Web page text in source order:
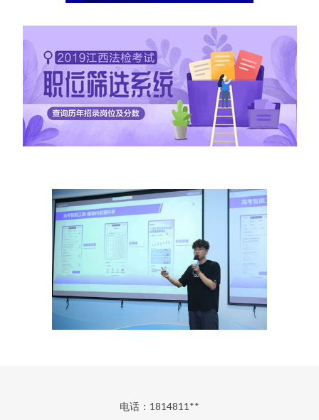
电话：1814811**